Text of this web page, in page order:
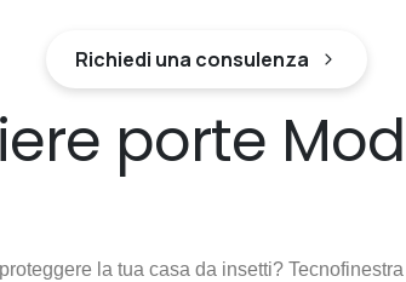
Richiedi una consulenza
porte
la tua casa da insetti?